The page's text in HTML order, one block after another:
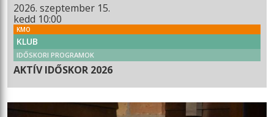
2026. szeptember 15.
kedd 10:00
KMO
KLUB
IDŐSKORI PROGRAMOK
AKTÍV IDŐSKOR 2026